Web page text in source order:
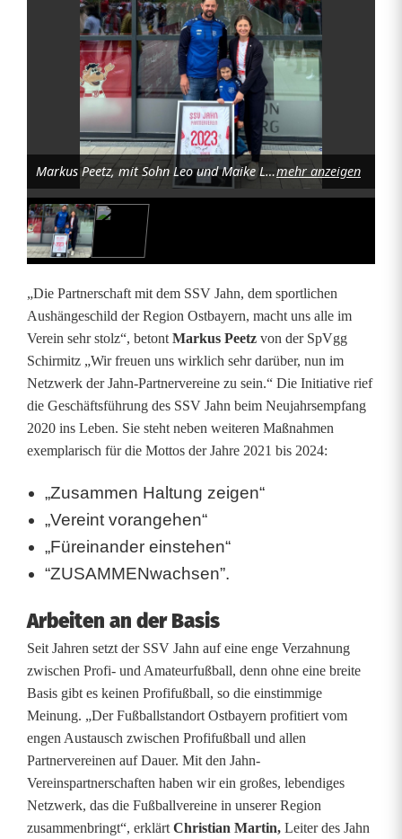
V
g
g
c
h
i
r
m
t
z
n
d
d
e
r
S
S
Markus Peetz, mit Sohn Leo und Maike Lehner bei der Übergabe des Partnerschaftstrikots des SSV Jahn Regensburg. Foto: Jahn Regensburgmehr anzeigen
„Die Partnerschaft mit dem SSV Jahn, dem sportlichen
Aushängeschild der Region Ostbayern, macht uns alle im
Verein sehr stolz“, betont Markus Peetz von der SpVgg
Schirmitz „Wir freuen uns wirklich sehr darüber, nun im
Netzwerk der Jahn-Partnervereine zu sein.“ Die Initiative rief
die Geschäftsführung des SSV Jahn beim Neujahrsempfang
2020 ins Leben. Sie steht neben weiteren Maßnahmen
exemplarisch für die Mottos der Jahre 2021 bis 2024:
„Zusammen Haltung zeigen“
„Vereint vorangehen“
„Füreinander einstehen“
“ZUSAMMENwachsen”.
Arbeiten an der Basis
Seit Jahren setzt der SSV Jahn auf eine enge Verzahnung
zwischen Profi- und Amateurfußball, denn ohne eine breite
Basis gibt es keinen Profifußball, so die einstimmige
Meinung. „Der Fußballstandort Ostbayern profitiert vom
engen Austausch zwischen Profifußball und allen
Partnervereinen auf Dauer. Mit den Jahn-
Vereinspartnerschaften haben wir ein großes, lebendiges
Netzwerk, das die Fußballvereine in unserer Region
zusammenbringt“, erklärt Christian Martin, Leiter des Jahn